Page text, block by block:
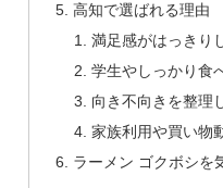
高知で選ばれる理由
満足感がはっきり
学生やしっかり食
向き不向きを整理
家族利用や買い物
ラーメン ゴクボシを